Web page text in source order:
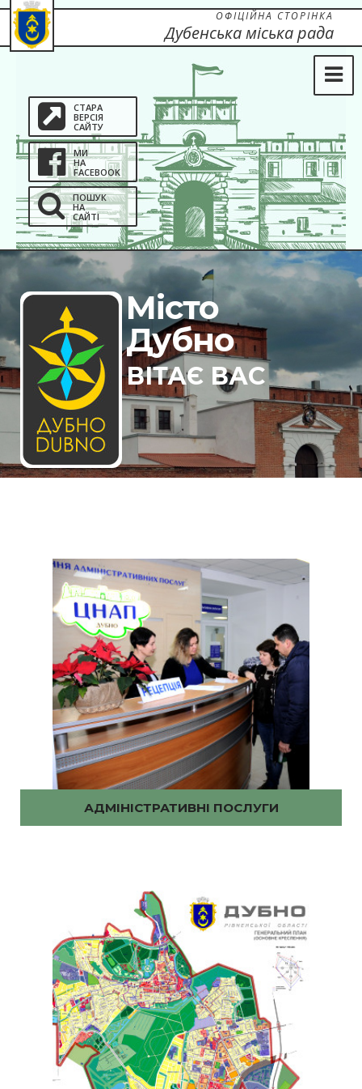
СТАРА
ВЕРСІЯ
САЙТУ
МИ
НА
FACEBOOK
ПОШУК
НА
САЙТІ
ОФІЦІЙНА СТОРІНКА
Дубенська міська рада
Місто
Дубно
ВІТАЄ ВАС
АДМІНІСТРАТИВНІ ПОСЛУГИ